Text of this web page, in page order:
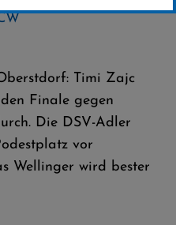
Timi Zajc
Finale gegen
Die DSV-Adler
vor
Wellinger wird bester